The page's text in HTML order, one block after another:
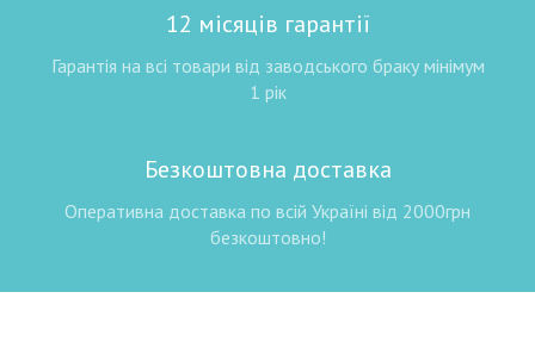
12 місяців гарантії
Гарантія на всі товари від заводського браку мінімум
1 рік
Безкоштовна доставка
Оперативна доставка по всій Україні від 2000грн
безкоштовно!